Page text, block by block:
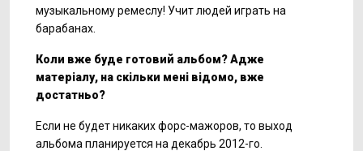
музыкальному ремеслу! Учит людей играть на
барабанах.
Коли вже буде готовий альбом? Адже
матеріалу, на скільки мені відомо, вже
достатньо?
Если не будет никаких форс-мажоров, то выход
альбома планируется на декабрь 2012-го.